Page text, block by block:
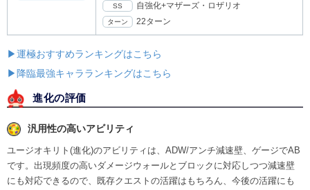
SS 自強化+マザーズ・ロザリオ
ターン 22ターン
▶運極おすすめランキングはこちら
▶降臨最強キャラランキングはこちら
進化の評価
汎用性の高いアビリティ
ユージオキリト(進化)のアビリティは、ADW/アンチ減速壁、ゲージでAB
です。出現頻度の高いダメージウォールとブロックに対応しつつ減速壁
にも対応できるので、既存クエストの活躍はもちろん、今後の活躍にも